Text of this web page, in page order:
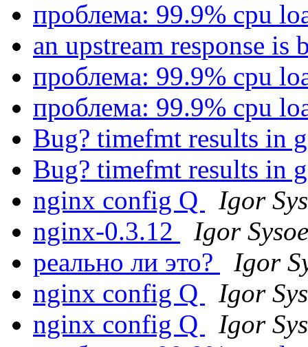
проблема: 99.9% cpu
an upstream response is
проблема: 99.9% cpu
проблема: 99.9% cpu
Bug? timefmt results in
Bug? timefmt results in
nginx config Q
Igor
nginx-0.3.12
Igor
реально ли это?
Igor
nginx config Q
Igor
nginx config Q
Igor